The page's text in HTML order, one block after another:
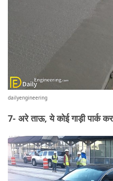
dailyengineering
7- अरे ताऊ, ये कोई गाड़ी पार्क